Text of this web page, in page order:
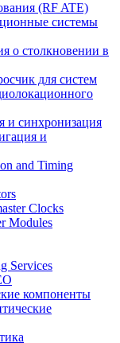
(RF ATE)
системы
о столкновении в
для систем
и синхронизация
и
and Timing
Clocks
Modules
Services
компоненты